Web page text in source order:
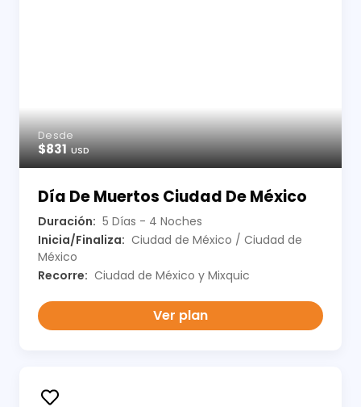
Desde
$831USD
Día De Muertos Ciudad De México
Duración: 5 Días - 4 Noches
Inicia/Finaliza: Ciudad de México / Ciudad de
México
Recorre: Ciudad de México y Mixquic
Ver plan